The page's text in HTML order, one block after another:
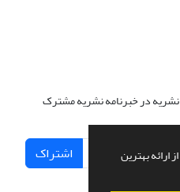
ارائه بهترین
نشریه در خبرنامه نشریه مشترک
اشتراک